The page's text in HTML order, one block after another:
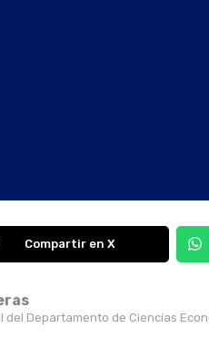
Compartir en X
Departamento de Ciencias